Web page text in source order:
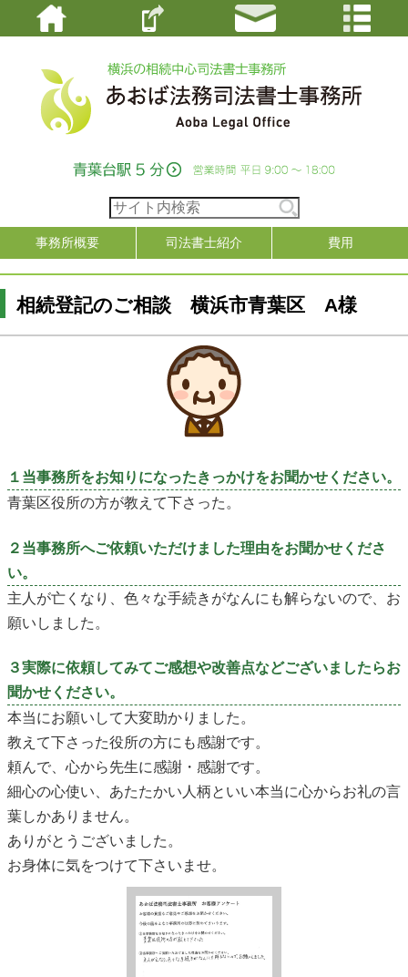
事務所概要 司法書士紹介 費用
相続登記のご相談 横浜市青葉区 A様
１当事務所をお知りになったきっかけをお聞かせください。
青葉区役所の方が教えて下さった。
２当事務所へご依頼いただけました理由をお聞かせくださ
い。
主人が亡くなり、色々な手続きがなんにも解らないので、お
願いしました。
３実際に依頼してみてご感想や改善点などございましたらお
聞かせください。
本当にお願いして大変助かりました。
教えて下さった役所の方にも感謝です。
頼んで、心から先生に感謝・感謝です。
細心の心使い、あたたかい人柄といい本当に心からお礼の言
葉しかありません。
ありがとうございました。
お身体に気をつけて下さいませ。